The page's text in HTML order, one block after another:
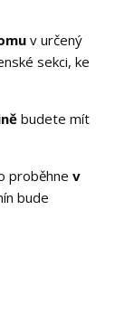
v určený
sekci, ke
budete mít
proběhnev
bude